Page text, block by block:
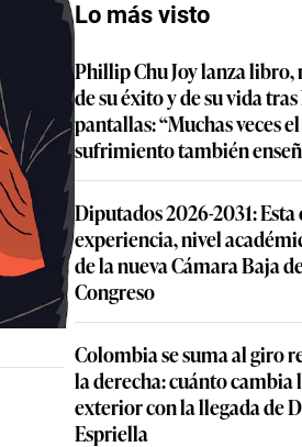
Lo más visto
Phillip Chu Joy lanza libro,
de su éxito y de su vida tras
pantallas: “Muchas veces el
sufrimiento también
Diputados 2026-2031: Esta
experiencia, nivel
de la nueva Cámara Baja
Congreso
Colombia se suma al giro
la derecha: cuánto cambia
exterior con la llegada de
Espriella